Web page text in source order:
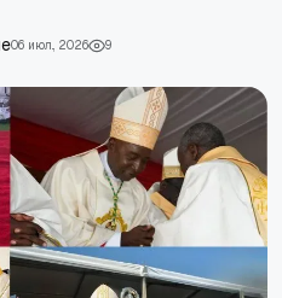
06 июл., 2026 9